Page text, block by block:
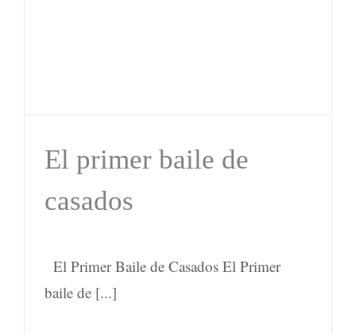
El primer baile de
casados
El Primer Baile de Casados El Primer
baile de [...]